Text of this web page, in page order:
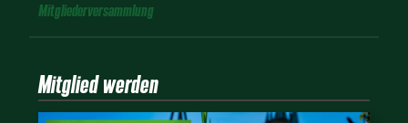
Mitgliederversammlung
Mitglied werden